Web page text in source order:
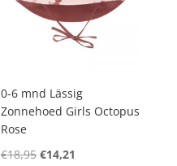
0-6 mnd Lässig
Zonnehoed Girls Octopus
Rose
€18,95 Oorspronkelijke
€14,21